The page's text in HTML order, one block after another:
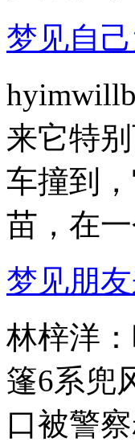
梦见自
来它特
车撞到
苗，在
梦见朋
林梓洋
篷6系兜
口被警